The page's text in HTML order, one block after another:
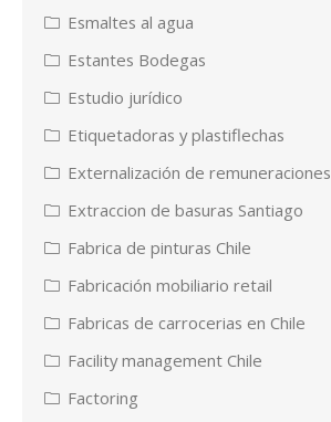
Esmaltes al agua
Estantes Bodegas
Estudio jurídico
Etiquetadoras y plastiflechas
Externalización de remuneraciones
Extraccion de basuras Santiago
Fabrica de pinturas Chile
Fabricación mobiliario retail
Fabricas de carrocerias en Chile
Facility management Chile
Factoring